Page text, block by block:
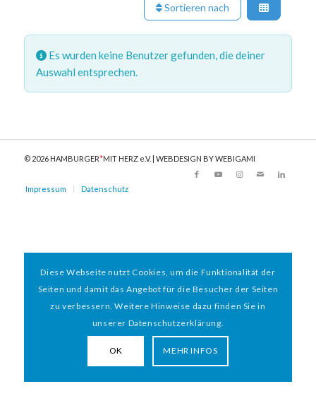
Sortieren nach
Es wurden keine Benutzer gefunden, die deiner
Auswahl entsprechen.
© 2026 HAMBURGER*MIT HERZ e.V. | WEBDESIGN BY WEBIGAMI
Impressum Datenschutz
Diese Webseite nutzt Cookies, um die Funktionalität der
Seiten und damit das Angebot für die Besucher der Seiten
zu verbessern. Weitere Hinweise dazu finden Sie in
unserer Datenschutzerklärung.
OK MEHR INFOS